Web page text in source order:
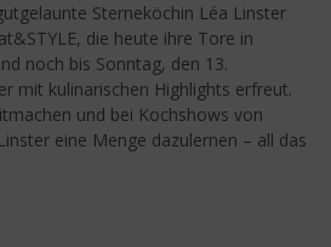
Sterneköchin Léa Linster
die heute ihre Tore in
noch bis Sonntag, den 13.
mit kulinarischen Highlights erfreut.
und bei Kochshows von
eine Menge dazulernen – all das